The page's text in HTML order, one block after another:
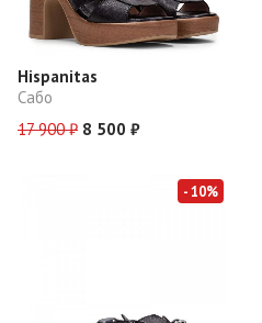
Hispanitas
Сабо
17 900 ₽ 8 500 ₽
- 10%